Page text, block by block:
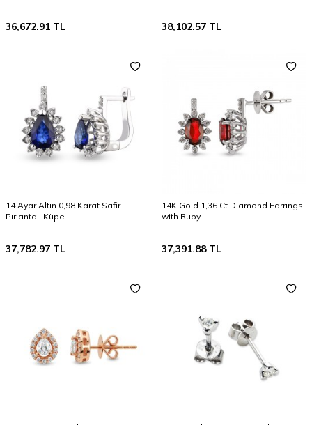
36,672.91 TL 38,102.57 TL
14 Ayar Altın 0,98 Karat Safir
Pırlantalı Küpe
37,782.97 TL
14K Gold 1,36 Ct Diamond Earrings
with Ruby
37,391.88TL